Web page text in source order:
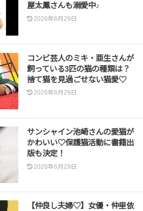
屋太鳳さんも溺愛中♪
2026年6月29日
コンビ芸人のミキ・亜生さんが
飼っている3匹の猫の種類は？
捨て猫を見過ごせない猫愛♡
2026年6月29日
サンシャイン池崎さんの愛猫が
かわいい♡保護猫活動に書籍出
版も決定！
2026年6月29日
【仲良し夫婦♡】女優・仲里依